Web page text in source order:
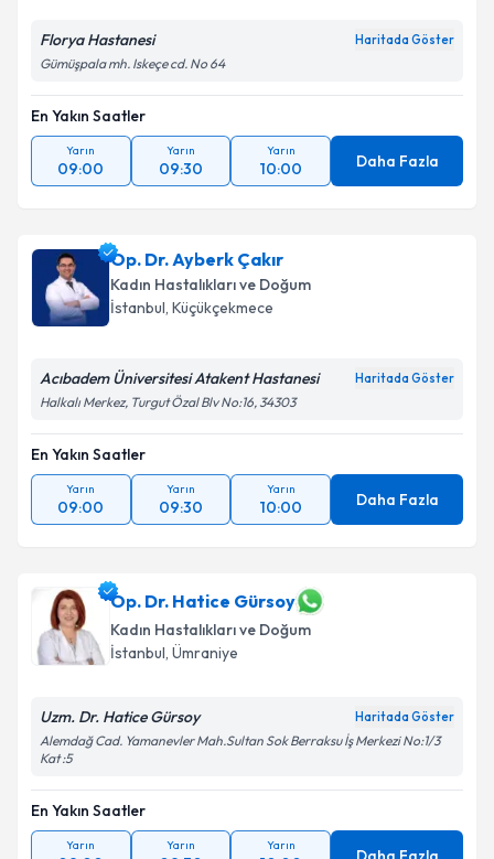
Florya Hastanesi Haritada Göster
Gümüşpala mh. Iskeçe cd. No 64
En Yakın Saatler
Yarın
09:00
Yarın
09:30
Yarın
10:00 Daha Fazla
Op. Dr. Ayberk Çakır
Kadın Hastalıkları ve Doğum
İstanbul, Küçükçekmece
Acıbadem Üniversitesi Atakent Hastanesi Haritada Göster
Halkalı Merkez, Turgut Özal Blv No:16, 34303
En Yakın Saatler
Yarın
09:00
Yarın
09:30
Yarın
10:00 Daha Fazla
Op. Dr. Hatice Gürsoy
Kadın Hastalıkları ve Doğum
İstanbul, Ümraniye
Uzm. Dr. Hatice Gürsoy Haritada Göster
Alemdağ Cad. Yamanevler Mah.Sultan Sok Berraksu İş Merkezi No:1/3
Kat :5
En Yakın Saatler
Yarın Yarın Yarın